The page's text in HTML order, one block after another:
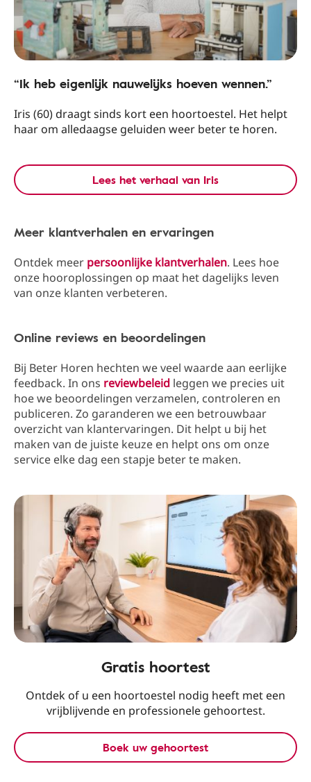
“Ik heb eigenlijk nauwelijks hoeven wennen.”
Iris (60) draagt sinds kort een hoortoestel. Het helpt
haar om alledaagse geluiden weer beter te horen.
Lees het verhaal van Iris
Meer klantverhalen en ervaringen
Ontdek meer persoonlijke klantverhalen. Lees hoe
onze hooroplossingen op maat het dagelijks leven
van onze klanten verbeteren.
Online reviews en beoordelingen
Bij Beter Horen hechten we veel waarde aan eerlijke
feedback. In ons reviewbeleid leggen we precies uit
hoe we beoordelingen verzamelen, controleren en
publiceren. Zo garanderen we een betrouwbaar
overzicht van klantervaringen. Dit helpt u bij het
maken van de juiste keuze en helpt ons om onze
service elke dag een stapje beter te maken.
Gratis hoortest
Ontdek of u een hoortoestel nodig heeft met een
vrijblijvende en professionele gehoortest.
Boek uw gehoortest